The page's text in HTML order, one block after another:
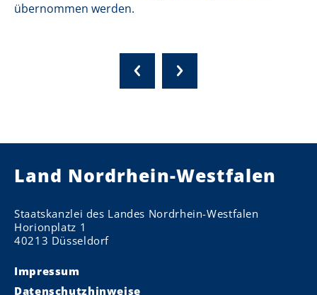
übernommen werden.
Land Nordrhein-Westfalen
Staatskanzlei des Landes Nordrhein-Westfalen
Horionplatz 1
40213 Düsseldorf
Impressum
Datenschutzhinweise